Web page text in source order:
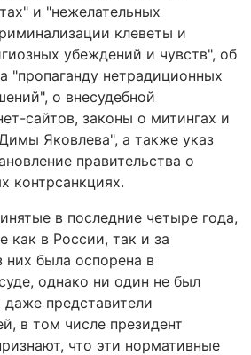
и "нежелательных
клеветы и
убеждений и чувств", об
"пропаганду нетрадиционных
о внесудебной
сайтов, законы о митингах и
Яковлева", а также указ
правительства о
контрсанкциях.
в последние четыре года,
как в России, так и за
них была оспорена в
однако ни один не был
представители
в том числе президент
что эти нормативные